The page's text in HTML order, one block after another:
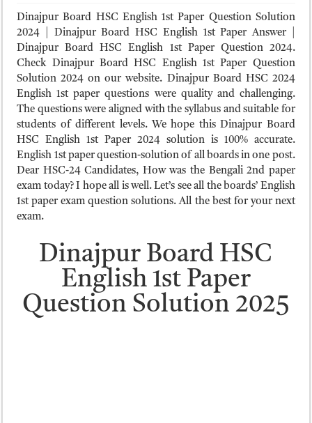
ময়মনসিংহ বোর্ড এইচএসসি রেজাল্ট ২০২৫ – HSC Result 2025 Mymensingh
দিনাজপুর বোর্ড এইচএসসি রেজাল্ট ২০২৫ – HSC Result 2025 Dinajpur Board
সিলেট বোর্ড এইচএসসি রেজাল্ট ২০২৫ – HSC Result 2025 Sylhet Board
Dinajpur Board HSC English 1st Paper Question Solution
2024 | Dinajpur Board HSC English 1st Paper Answer |
Dinajpur Board HSC English 1st Paper Question 2024.
Check Dinajpur Board HSC English 1st Paper Question
Solution 2024 on our website. Dinajpur Board HSC 2024
English 1st paper questions were quality and challenging.
The questions were aligned with the syllabus and suitable for
students of different levels. We hope this Dinajpur Board
HSC English 1st Paper 2024 solution is 100% accurate.
English 1st paper question-solution of all boards in one post.
Dear HSC-24 Candidates, How was the Bengali 2nd paper
exam today? I hope all is well. Let’s see all the boards’ English
1st paper exam question solutions. All the best for your next
exam.
Dinajpur Board HSC
English 1st Paper
Question Solution 2025